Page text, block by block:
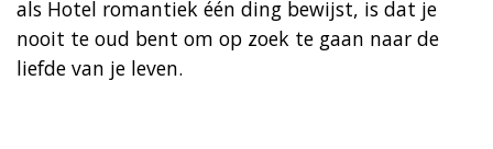
als Hotel romantiek één ding bewijst, is dat je
nooit te oud bent om op zoek te gaan naar de
liefde van je leven.